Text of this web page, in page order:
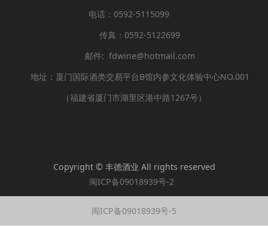
电话：0592-5115099
传真：0592-5122699
邮件: fdwine@hotmail.com
地址：厦门国际酒类交易平台B馆内参文化体验中心NO.001
（福建省厦门市湖里区港中路1267号）
Copyright © 丰德酒业 All rights reserved
闽ICP备09018939号-2
闽ICP备09018939号-5